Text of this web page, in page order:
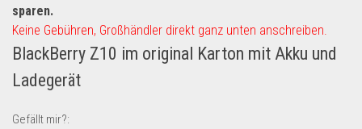
Handy und Smartphone
Kosmetik & Pflege
Lebensmittel & Getränke
Multimedia & Elektro
Münzen
sparen.
Keine Gebühren, Großhändler direkt ganz unten anschreiben.
BlackBerry Z10 im original Karton mit Akku und
Ladegerät
Gefällt mir?: